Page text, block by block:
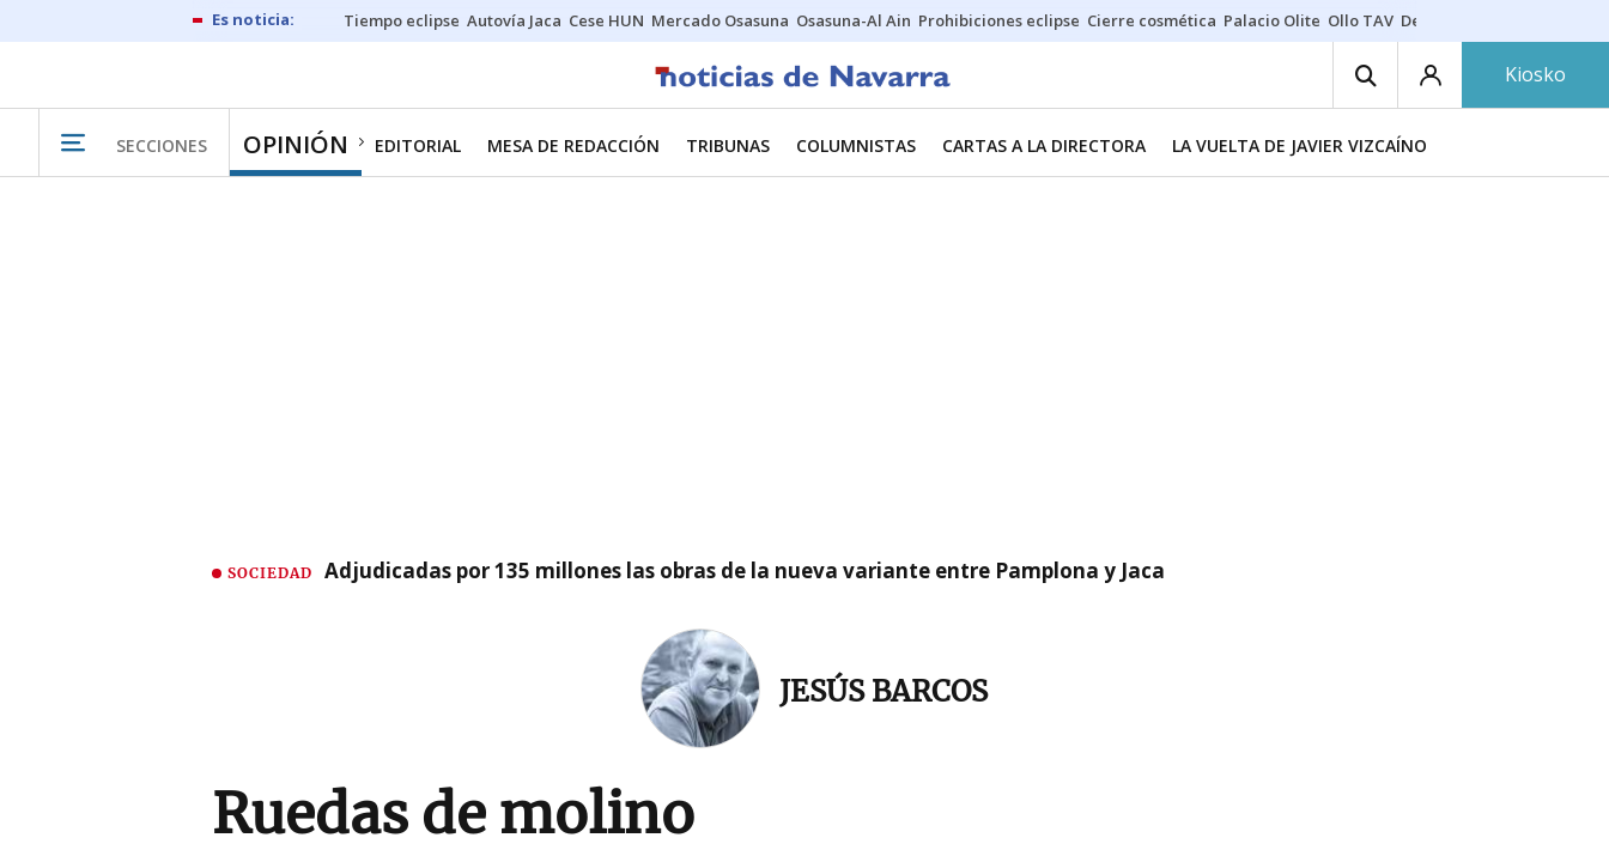
Tiempo eclipse Autovía Jaca Cese HUN Mercado Osasuna Osasuna-Al Ain Prohibiciones eclipse Cierre cosmética Palacio Olite Ollo TAV Derrama vecinos
Kiosko
SECCIONES OPINIÓN EDITORIAL MESA DE REDACCIÓN TRIBUNAS COLUMNISTAS CARTAS A LA DIRECTORA LA VUELTA DE JAVIER VIZCAÍNO
SOCIEDAD Adjudicadas por 135 millones las obras de la nueva variante entre Pamplona y Jaca
JESÚS BARCOS
Ruedas de molino